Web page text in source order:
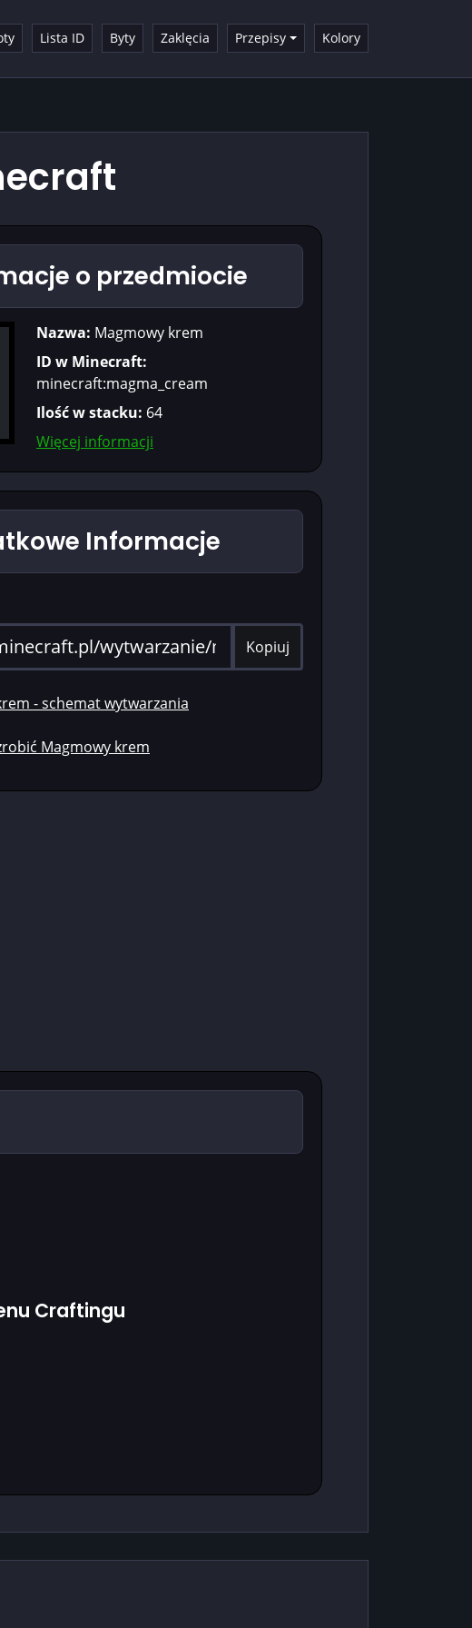
Lista ID Byty Zaklęcia Przepisy Kolory
o przedmiocie
Nazwa: Magmowy krem
ID w Minecraft:
minecraft:magma_cream
Ilość w stacku: 64
Więcej informacji
Informacje
Kopiuj
- schemat wytwarzania
Magmowy krem
Craftingu